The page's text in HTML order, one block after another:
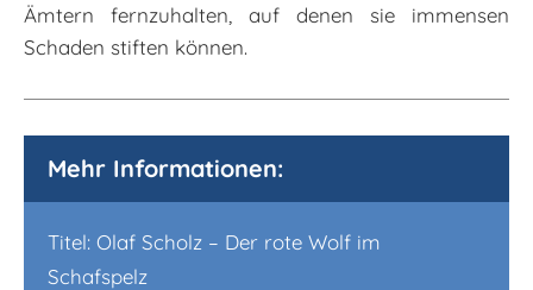
Ämtern fernzuhalten, auf denen sie immensen
Schaden stiften können.
Mehr Informationen:
Titel: Olaf Scholz – Der rote Wolf im
Schafspelz